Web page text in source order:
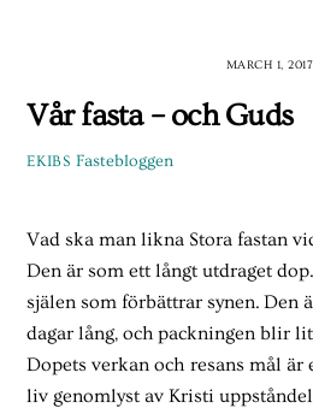
MARCH 1, 2017
Vår fasta – och Guds
EKIBS Fastebloggen
Vad ska man likna Stora fastan
Den är som ett långt utdraget
själen som förbättrar synen. Den
dagar lång, och packningen blir
Dopets verkan och resans mål är
liv genomlyst av Kristi